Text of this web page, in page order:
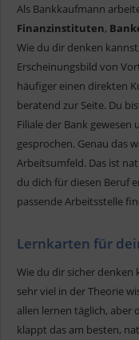
Als Bankkaufmann
Finanzinstituten,
Wie du dir denken
Erscheinungsbild von
häufiger einen direkten
beratend zur Seite. Du
Filiale der Bank
gesprochen. Genau das
Arbeitsumfeld. Das ist
du dich für diesen Beruf
passende Arbeitsstelle
Lernkarten für
Wie du dir sicher denken
sehr viel in der Theorie
allen lernen täglich, aber
klappt das am besten,